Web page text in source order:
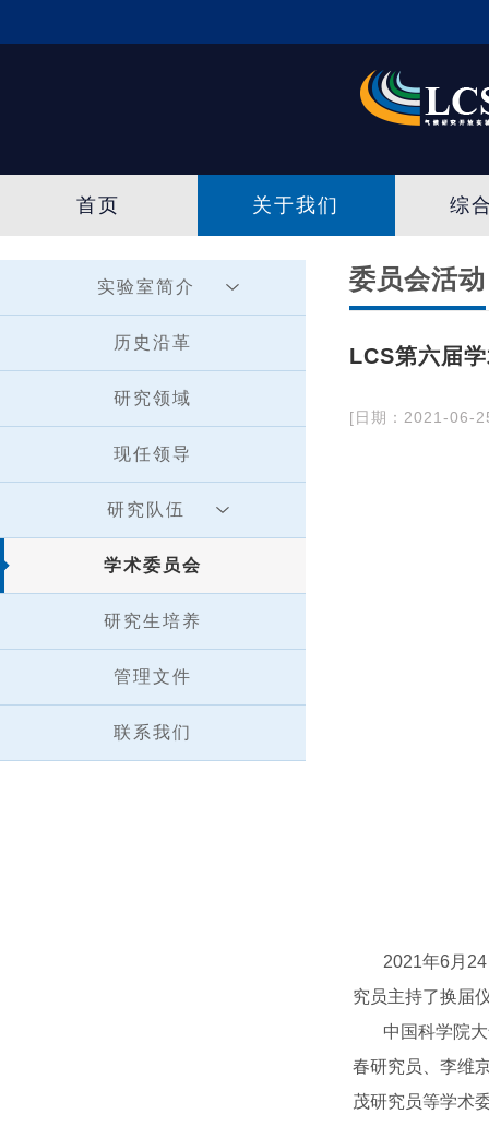
首页 关于我们 综
实验室简介
历史沿革
研究领域
现任领导
研究队伍
学术委员会
研究生培养
管理文件
联系我们
委员会活动
LCS第六届
[日期：2021-06-
2021年6月24
究员主持了换届
中国科学院大
春研究员、李维
茂研究员等学术